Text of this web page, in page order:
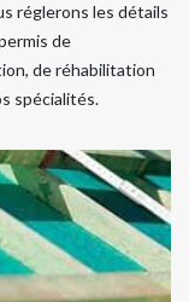
réglerons les détails
de
de réhabilitation
spécialités.